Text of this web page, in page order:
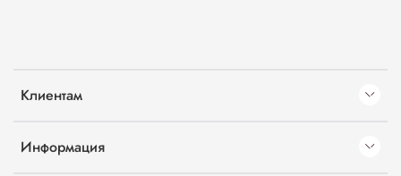
Клиентам
Информация